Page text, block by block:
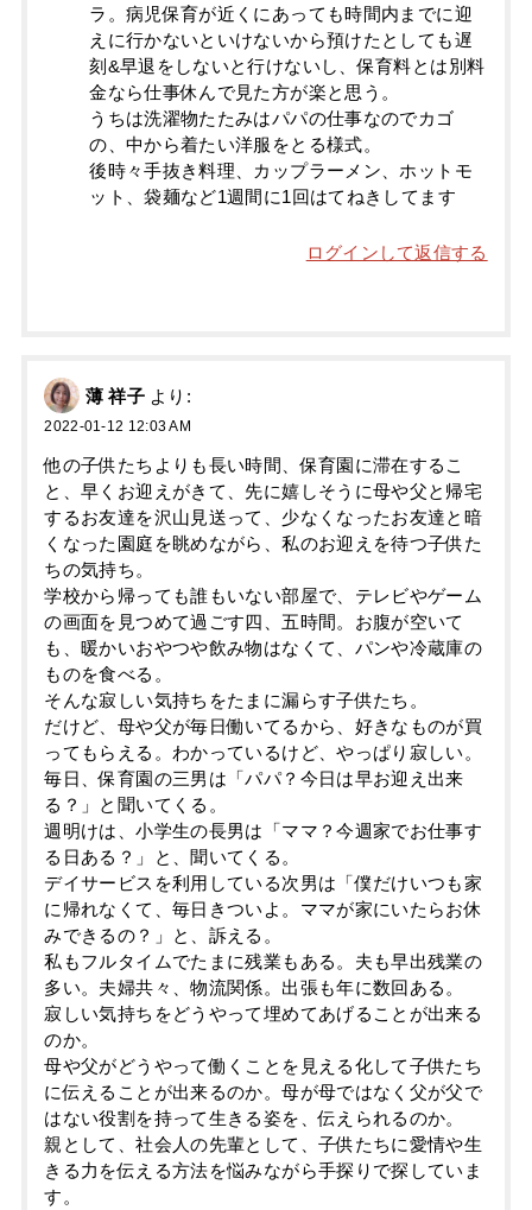
ラ。病児保育が近くにあっても時間内までに迎
えに行かないといけないから預けたとしても遅
刻&早退をしないと行けないし、保育料とは別料
金なら仕事休んで見た方が楽と思う。
うちは洗濯物たたみはパパの仕事なのでカゴ
の、中から着たい洋服をとる様式。
後時々手抜き料理、カップラーメン、ホットモ
ット、袋麺など1週間に1回はてねきしてます
ログインして返信する
薄 祥子 より:
2022-01-12 12:03 AM
他の子供たちよりも長い時間、保育園に滞在するこ
と、早くお迎えがきて、先に嬉しそうに母や父と帰宅
するお友達を沢山見送って、少なくなったお友達と暗
くなった園庭を眺めながら、私のお迎えを待つ子供た
ちの気持ち。
学校から帰っても誰もいない部屋で、テレビやゲーム
の画面を見つめて過ごす四、五時間。お腹が空いて
も、暖かいおやつや飲み物はなくて、パンや冷蔵庫の
ものを食べる。
そんな寂しい気持ちをたまに漏らす子供たち。
だけど、母や父が毎日働いてるから、好きなものが買
ってもらえる。わかっているけど、やっぱり寂しい。
毎日、保育園の三男は「パパ？今日は早お迎え出来
る？」と聞いてくる。
週明けは、小学生の長男は「ママ？今週家でお仕事す
る日ある？」と、聞いてくる。
デイサービスを利用している次男は「僕だけいつも家
に帰れなくて、毎日きついよ。ママが家にいたらお休
みできるの？」と、訴える。
私もフルタイムでたまに残業もある。夫も早出残業の
多い。夫婦共々、物流関係。出張も年に数回ある。
寂しい気持ちをどうやって埋めてあげることが出来る
のか。
母や父がどうやって働くことを見える化して子供たち
に伝えることが出来るのか。母が母ではなく父が父で
はない役割を持って生きる姿を、伝えられるのか。
親として、社会人の先輩として、子供たちに愛情や生
きる力を伝える方法を悩みながら手探りで探していま
す。